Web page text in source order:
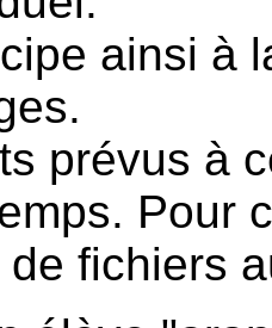
ainsi à
prévus à
Pour
fichiers